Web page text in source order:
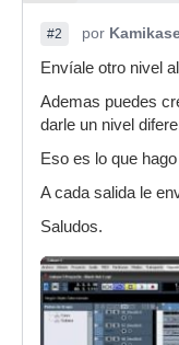
#2 por
Envíale otro nivel
Ademas puedes
darle un nivel
Eso es lo que
A cada salida le
Saludos.